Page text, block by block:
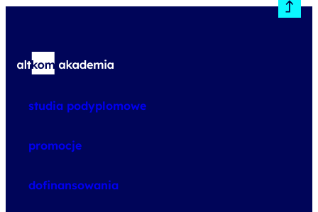
studia podyplomowe
promocje
dofinansowania